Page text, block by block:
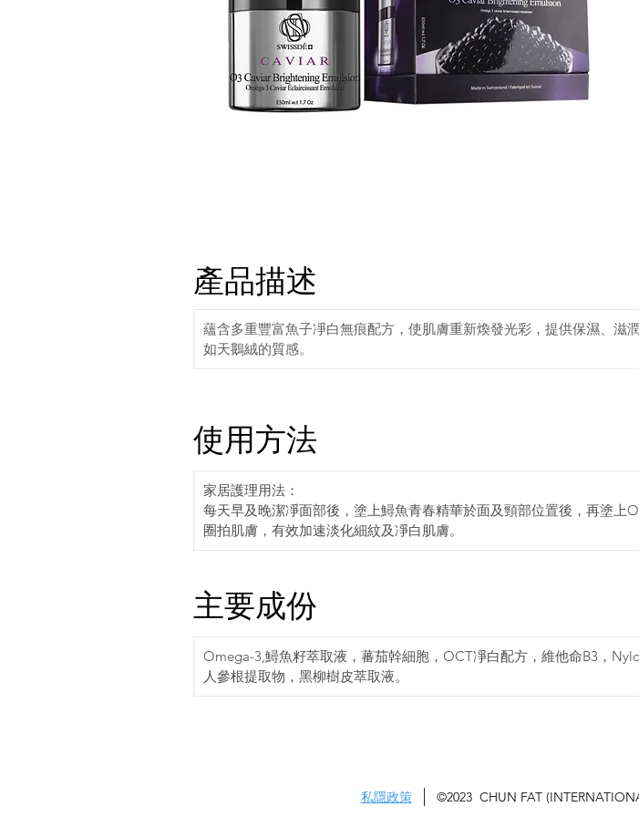
產品描述
蘊含多重豐富魚子凈白無痕配方，使肌膚重新煥發光彩，提供保濕、
如天鵝絨的質感。
使用方法
家居護理用法：
每天早及晚潔凈面部後，塗上鱘魚青春精華於面及頸部位置後，再塗
圈拍肌膚，有效加速淡化細紋及凈白肌膚。
主要成份
Omega-3,鱘魚籽萃取液，蕃茄幹細胞，OCT凈白配方，維他命B3，
人參根提取物，黑柳樹皮萃取液。
私隱政策 ©2023 CHUN FAT